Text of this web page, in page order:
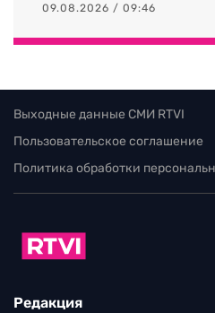
09.08.2026 / 09:46
Выходные данные СМИ RTVI
Пользовательское соглашение
Политика обработки
Редакция